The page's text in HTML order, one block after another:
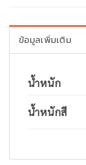
ข้อมูลเพิ่มเติม
น้ำหนัก
น้ำหนักสี